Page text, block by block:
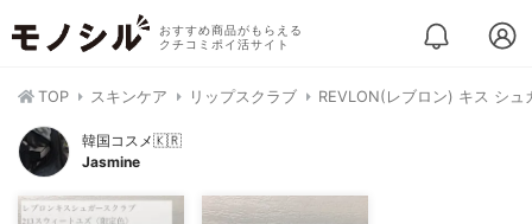
おすすめ商品がもらえる
クチコミポイ活サイト
TOP スキンケア リップスクラブ REVLON(レブロン) キス シュ
韓国コスメ🇰🇷
Jasmine